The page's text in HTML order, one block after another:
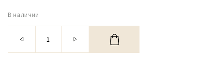
В наличии